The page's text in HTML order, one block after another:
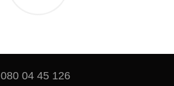
080 04 45 126